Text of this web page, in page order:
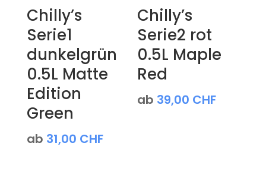
Chilly’s
Serie1
dunkelgrün
0.5L Matte
Edition
Green
ab 31,00 CHF
Chilly’s
Serie2 rot
0.5L Maple
Red
ab 39,00 CHF